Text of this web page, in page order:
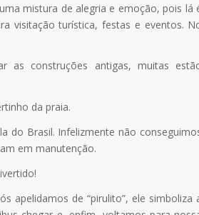
mistura de alegria e emoção, pois lá
visitação turística, festas e eventos.
as construções antigas, muitas
da praia.
do Brasil. Infelizmente não
em manutenção.
apelidamos de “pirulito”, ele simboliza